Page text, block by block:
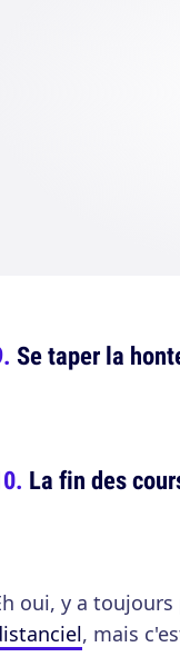
Se taper la
La fin des
oui, y a
, mais